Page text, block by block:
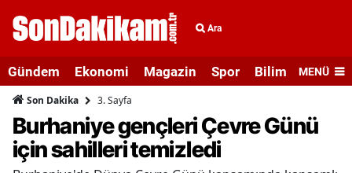
Ara
Gündem Ekonomi Magazin Spor Bilim veMENÜ
Son Dakika 3. Sayfa
Burhaniye gençleri Çevre Günü
için sahilleri temizledi